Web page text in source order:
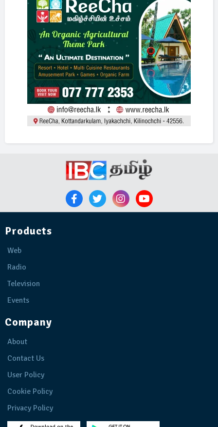
Products
Web
Radio
Television
Events
Company
About
Contact Us
User Policy
Cookie Policy
Privacy Policy